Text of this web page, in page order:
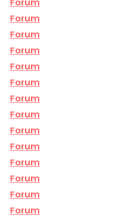
Forum
Forum
Forum
Forum
Forum
Forum
Forum
Forum
Forum
Forum
Forum
Forum
Forum